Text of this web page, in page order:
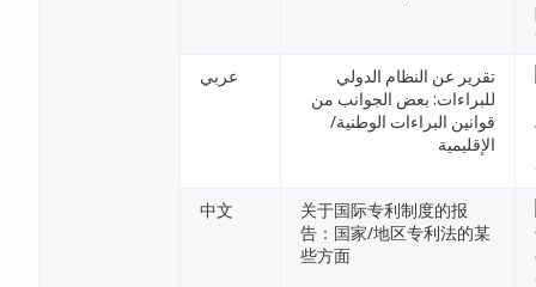
عربي
تقرير عن النظام الدولي
للبراءات: بعض الجوانب من
قوانين البراءات الوطنية/
الإقليمية
中文
关于国际专利制度的报
告：国家/地区专利法的某
些方面